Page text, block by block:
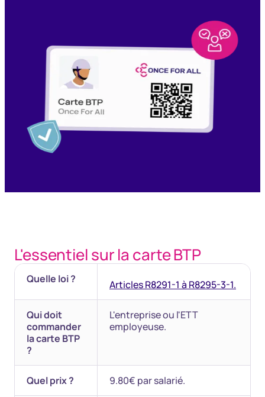
L'essentiel sur la carte BTP
Quelle loi ? Articles R8291-1 à R8295-3-1.
Qui doit
commander
la carte BTP
?
L'entreprise ou l'ETT
employeuse.
Quel prix ? 9.80€ par salarié.